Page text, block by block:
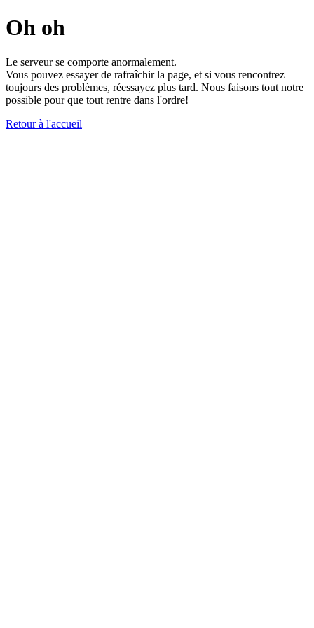
Oh oh
Le serveur se comporte anormalement.
Vous pouvez essayer de rafraîchir la page, et si vous rencontrez
toujours des problèmes, réessayez plus tard. Nous faisons tout notre
possible pour que tout rentre dans l'ordre!
Retour à l'accueil